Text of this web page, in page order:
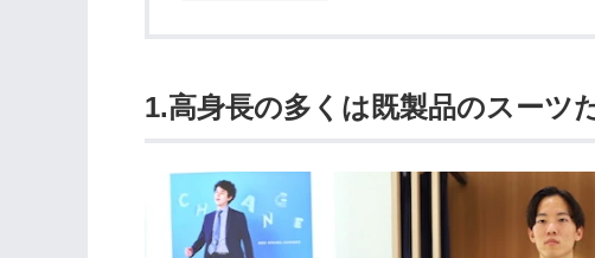
1.高身長の多くは既製品のスーツ